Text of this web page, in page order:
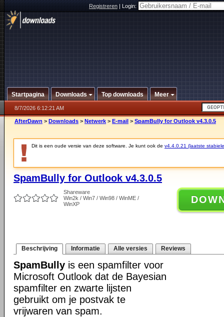
Registreren|Login:
Startpagina Downloads Top downloads Meer
8/7/2026 6:12:21 AM
AfterDawn > Downloads > Netwerk > E-mail > SpamBully for Outlook v4.3.0.5
Dit is een oude versie van deze software. Je kunt ook de v4.4.0.21 (laatste
SpamBully for Outlook v4.3.0.5
Shareware
Win2k / Win7 / Win98 / WinME /
WinXP
Beschrijving Informatie Alle versies Reviews
SpamBully is een spamfilter voor
Microsoft Outlook dat de Bayesian
spamfilter en zwarte lijsten
gebruikt om je postvak te
vrijwaren van spam.